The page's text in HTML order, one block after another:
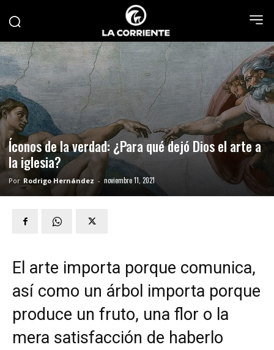
Íconos de la verdad: ¿Para qué dejó Dios el arte a
la iglesia?
Por Rodrigo Hernández - noviembre 11, 2021
El arte importa porque comunica,
así como un árbol importa porque
produce un fruto, una flor o la
mera satisfacción de haberlo